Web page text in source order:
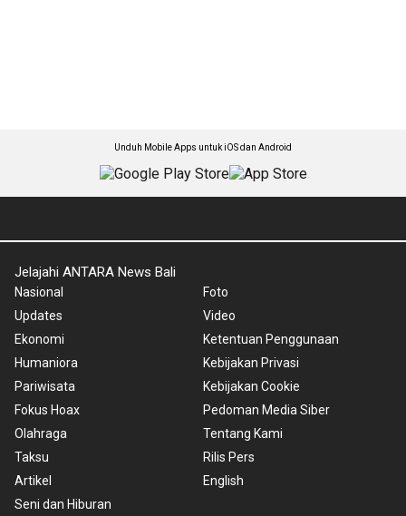
Unduh Mobile Apps untuk iOS dan Android
Jelajahi ANTARA News Bali
Nasional
Updates
Ekonomi
Humaniora
Pariwisata
Fokus Hoax
Olahraga
Taksu
Artikel
Seni dan Hiburan
Foto
Video
Ketentuan Penggunaan
Kebijakan Privasi
Kebijakan Cookie
Pedoman Media Siber
Tentang Kami
Rilis Pers
English